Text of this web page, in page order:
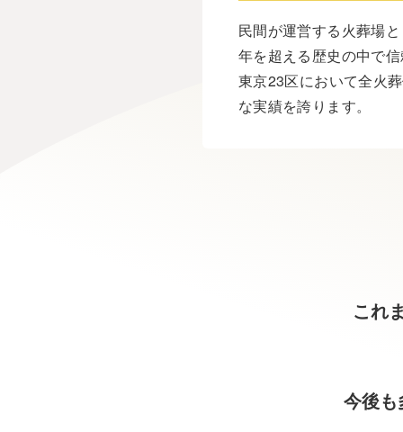
民間が運営する火葬場
年を超える歴史の中で
東京23区において全火
な実績を誇ります。
これ
今後